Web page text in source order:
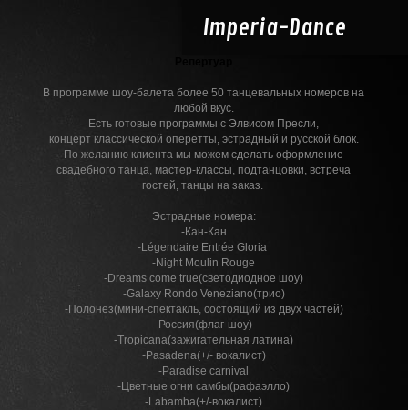
Imperia-Dance
В программе шоу-балета более 50 танцевальных номеров на
любой вкус.
Есть готовые программы c Элвисом Пресли,
концерт классической оперетты, эстрадный и русской блок.
По желанию клиента мы можем сделать оформление
свадебного танца, мастер-классы, подтанцовки, встреча
гостей, танцы на заказ.
Эстрадные номера:
-Кан-Кан
-Légendaire Entrée Gloria
-Night Moulin Rouge
-Dreams come true(светодиодное шоу)
-Galaxy Rondo Veneziano(трио)
-Полонез(мини-спектакль, состоящий из двух частей)
-Россия(флаг-шоу)
-Tropicana(зажигательная латина)
-Pasadena(+/- вокалист)
-Paradise carnival
-Цветные огни самбы(рафаэлло)
-Labamba(+/-вокалист)